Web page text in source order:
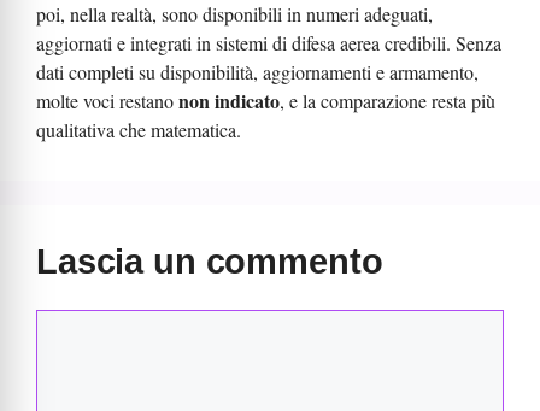
poi, nella realtà, sono disponibili in numeri adeguati,
aggiornati e integrati in sistemi di difesa aerea credibili. Senza
dati completi su disponibilità, aggiornamenti e armamento,
molte voci restanonon indicato, e la comparazione resta più
qualitativa che matematica.
Lascia un commento